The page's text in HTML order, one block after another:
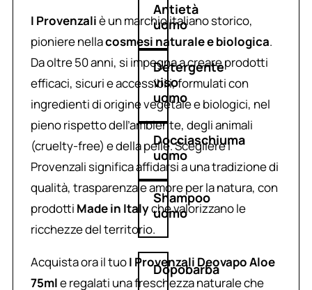
Antietà
uomo
Detergente
viso
uomo
Docciaschiuma
uomo
Shampoo
uomo
Dopobarba
I Provenzaliè un marchio italiano storico,
pioniere nellacosmesi naturale e biologica.
Da oltre 50 anni, si impegna a creare prodotti
efficaci, sicuri e accessibili, formulati con
ingredienti di origine vegetale e biologici, nel
pieno rispetto dell’ambiente, degli animali
(cruelty-free) e della pelle. Scegliere I
Provenzali significa affidarsi a una tradizione di
qualità, trasparenza e amore per la natura, con
prodotti Made in Italyche valorizzano le
ricchezze del territorio.
Acquista ora il tuoI Provenzali Deovapo Aloe
75mle regalati una freschezza naturale che